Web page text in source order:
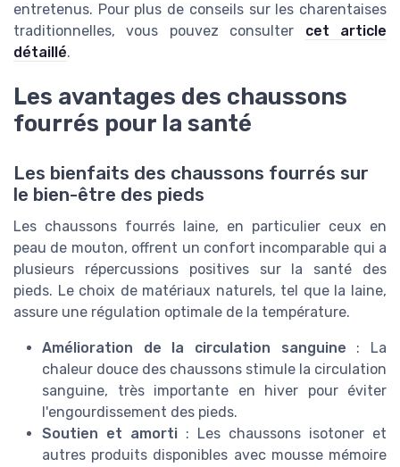
entretenus. Pour plus de conseils sur les charentaises
traditionnelles, vous pouvez consulter cet article
détaillé.
Les avantages des chaussons
fourrés pour la santé
Les bienfaits des chaussons fourrés sur
le bien-être des pieds
Les chaussons fourrés laine, en particulier ceux en
peau de mouton, offrent un confort incomparable qui a
plusieurs répercussions positives sur la santé des
pieds. Le choix de matériaux naturels, tel que la laine,
assure une régulation optimale de la température.
Amélioration de la circulation sanguine : La
chaleur douce des chaussons stimule la circulation
sanguine, très importante en hiver pour éviter
l'engourdissement des pieds.
Soutien et amorti : Les chaussons isotoner et
autres produits disponibles avec mousse mémoire